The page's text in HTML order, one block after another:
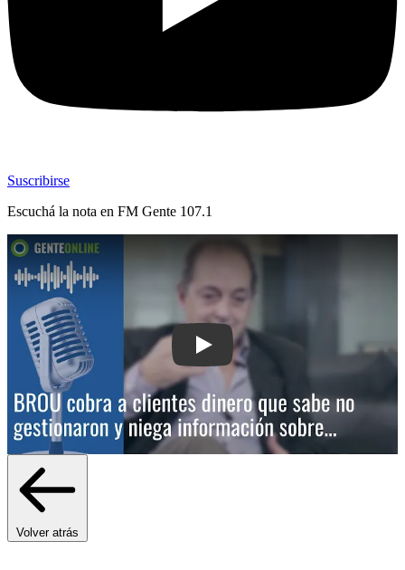
Suscribirse
Escuchá la nota en FM Gente 107.1
Play: BROU cobra a clientes dinero
Volver atrás